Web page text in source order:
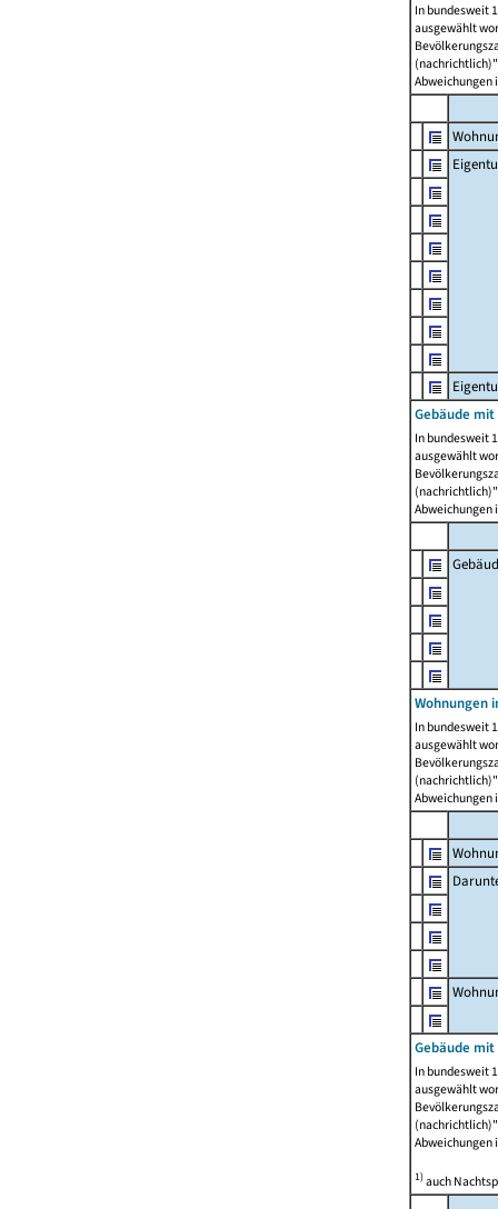
In bundesweit
ausgewählt
Abweichungen
Gebäude
In bundesweit
ausgewählt
Abweichungen
Wohnungen
In bundesweit
ausgewählt
Abweichungen
Gebäude
In bundesweit
ausgewählt
Abweichungen
1)auch